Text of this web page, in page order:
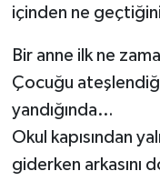
içinden ne
Bir anne ilk ne
Çocuğu
yandığında…
Okul kapısından
giderken arkasını